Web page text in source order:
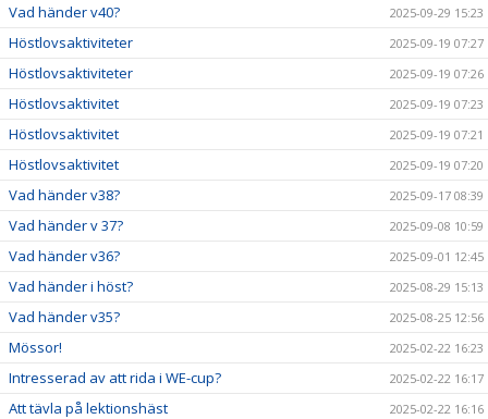
Vad händer v40? 2025-09-29 15:23
Höstlovsaktiviteter 2025-09-19 07:27
Höstlovsaktiviteter 2025-09-19 07:26
Höstlovsaktivitet 2025-09-19 07:23
Höstlovsaktivitet 2025-09-19 07:21
Höstlovsaktivitet 2025-09-19 07:20
Vad händer v38? 2025-09-17 08:39
Vad händer v 37? 2025-09-08 10:59
Vad händer v36? 2025-09-01 12:45
Vad händer i höst? 2025-08-29 15:13
Vad händer v35? 2025-08-25 12:56
Mössor! 2025-02-22 16:23
Intresserad av att rida i WE-cup? 2025-02-22 16:17
Att tävla på lektionshäst 2025-02-22 16:16